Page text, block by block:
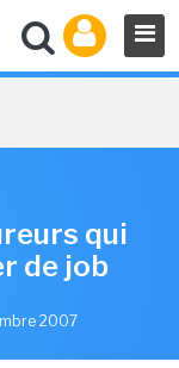
qui
de job
2007